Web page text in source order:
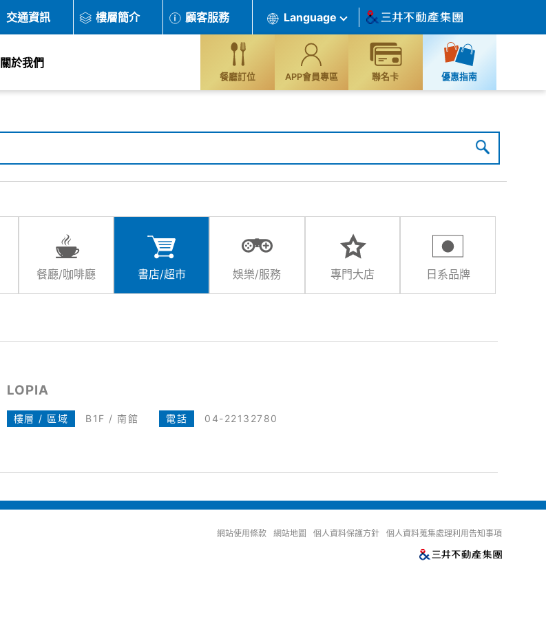
交通資訊 樓層簡介 顧客服務 Language
關於我們
餐廳訂位 APP會員專區 聯名卡 優惠指南
餐廳/咖啡廳 書店/超市 娛樂/服務 專門大店 日系品牌
LOPIA
樓層 / 區域 B1F / 南館 電話 04-22132780
網站使用條款 網站地圖 個人資料保護方針 個人資料蒐集處理利用告知事項